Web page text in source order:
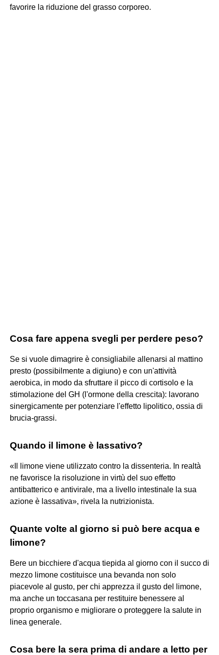
favorire la riduzione del grasso corporeo.
Cosa fare appena svegli per perdere peso?
Se si vuole dimagrire è consigliabile allenarsi al mattino
presto (possibilmente a digiuno) e con un'attività
aerobica, in modo da sfruttare il picco di cortisolo e la
stimolazione del GH (l'ormone della crescita): lavorano
sinergicamente per potenziare l'effetto lipolitico, ossia di
brucia-grassi.
Quando il limone è lassativo?
«Il limone viene utilizzato contro la dissenteria. In realtà
ne favorisce la risoluzione in virtù del suo effetto
antibatterico e antivirale, ma a livello intestinale la sua
azione è lassativa», rivela la nutrizionista.
Quante volte al giorno si può bere acqua e
limone?
Bere un bicchiere d'acqua tiepida al giorno con il succo di
mezzo limone costituisce una bevanda non solo
piacevole al gusto, per chi apprezza il gusto del limone,
ma anche un toccasana per restituire benessere al
proprio organismo e migliorare o proteggere la salute in
linea generale.
Cosa bere la sera prima di andare a letto per